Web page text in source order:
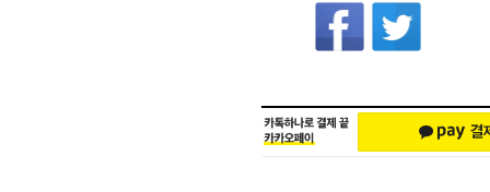
좋은 이유